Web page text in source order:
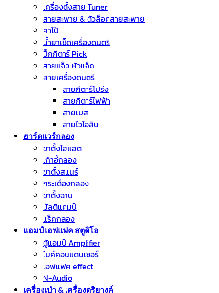
เครื่องตั้งสาย Tuner
สายสะพาย & ตัวล็อคสายสะพาย
คาโป้
น้ำยาเช็ดเครื่องดนตรี
ปิ๊กกีตาร์ Pick
สายแจ็ค หัวแจ็ค
สายเครื่องดนตรี
สายกีตาร์โปร่ง
สายกีตาร์ไฟฟ้า
สายเบส
สายไวโอลิน
ฮาร์ดแวร์กลอง
ขาตั้งไฮแฮต
เก้าอี้กลอง
ขาตั้งสแนร์
กระเดื่องกลอง
ขาตั้งฉาบ
มัลติแคมป์
แร็คกลอง
แอมป์ เอฟแฟค สตูดิโอ
ตู้แอมป์ Amplifier
ไมค์คอนแดนเซอร์
เอฟแฟค effect
N-Audio
เครื่องเป่า & เครื่องดุริยางค์